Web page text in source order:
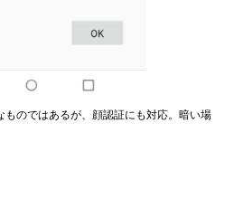
ものではあるが、顔認証にも対応。暗い場